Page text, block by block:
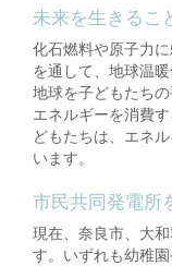
未来を生きるこ
化石燃料や原子力
を通して、地球温
地球を子どもたち
エネルギーを消費
どもたちは、エネ
います。
市民共同発電所
現在、奈良市、大
す。いずれも幼稚